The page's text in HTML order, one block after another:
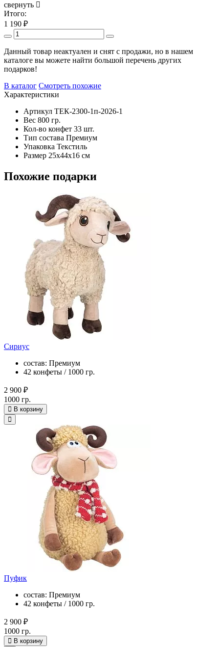
свернуть
Итого:
1 190 ₽
Данный товар неактуален и снят с продажи, но в нашем
каталоге вы можете найти большой перечень других
подарков!
В каталог Смотреть похожие
Характеристики
Артикул ТЕК-2300-1п-2026-1
Вес 800 гр.
Кол-во конфет 33 шт.
Тип состава Премиум
Упаковка Текстиль
Размер 25х44х16 см
Похожие подарки
Сириус
состав: Премиум
42 конфеты / 1000 гр.
2 900 ₽
1000 гр.
В корзину
Пуфик
состав: Премиум
42 конфеты / 1000 гр.
2 900 ₽
1000 гр.
В корзину